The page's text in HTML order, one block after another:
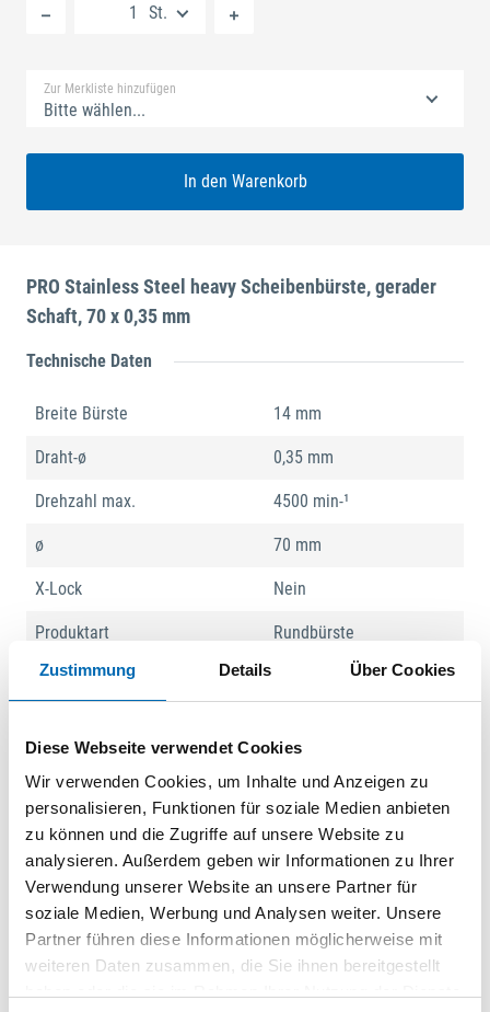
Zustimmung Details Über Cookies
Diese Webseite verwendet Cookies
Wir verwenden Cookies, um Inhalte und Anzeigen zu
personalisieren, Funktionen für soziale Medien anbieten
zu können und die Zugriffe auf unsere Website zu
analysieren. Außerdem geben wir Informationen zu Ihrer
Verwendung unserer Website an unsere Partner für
soziale Medien, Werbung und Analysen weiter. Unsere
Partner führen diese Informationen möglicherweise mit
weiteren Daten zusammen, die Sie ihnen bereitgestellt
St.
Zur Merkliste hinzufügen
Bitte wählen...
In den Warenkorb
PRO Stainless Steel heavy Scheibenbürste, gerader
Schaft, 70 x 0,35 mm
Technische Daten
Breite Bürste 14 mm
Draht-ø 0,35 mm
Drehzahl max. 4500 min-¹
ø 70 mm
X-Lock Nein
Produktart Rundbürste
Lange Lebensdauer beim Reinigen von Edelstahl! Gezopfter
Premium-Draht für intensive Reinigung Bist du Metallarbeiter,
der eine langlebige Scheibenbürste benötigt, um ein grobes
Finish auf kleinen Edelstahl- und
Nichteisenmetalloberflächen, Kanten und in Rillen zu
erzielen? Mit der PRO Stainless Steel heavy kannst du die
Arbeit erledigen – immer und immer wieder. Das PRO
Stainless Steel heavy Scheibenbürste ist ein langlebiges
Zubehör, das du in deiner Metallwerkstatt immer griffbereit
haben solltest. Wir haben sie mit gezopftem Draht